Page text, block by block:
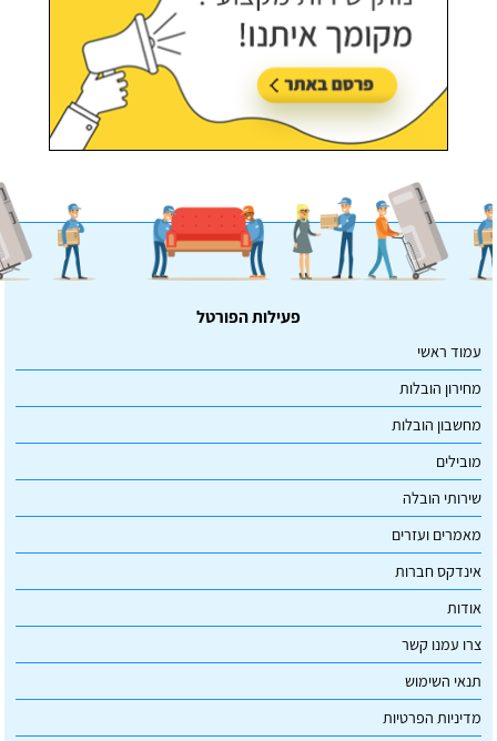
פעילות הפורטל
עמוד ראשי
מחירון הובלות
מחשבון הובלות
מובילים
שירותי הובלה
מאמרים ועזרים
אינדקס חברות
אודות
צרו עמנו קשר
תנאי השימוש
מדיניות הפרטיות